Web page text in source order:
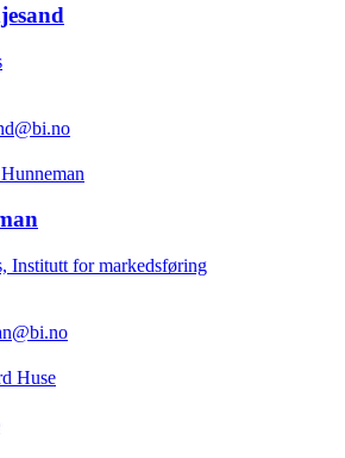
Institutt for markedsføring